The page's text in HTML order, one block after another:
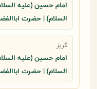
امام حسین (علیه
السلام) | حضرت
گریز
امام حسین (علیه
السلام) | حضرت